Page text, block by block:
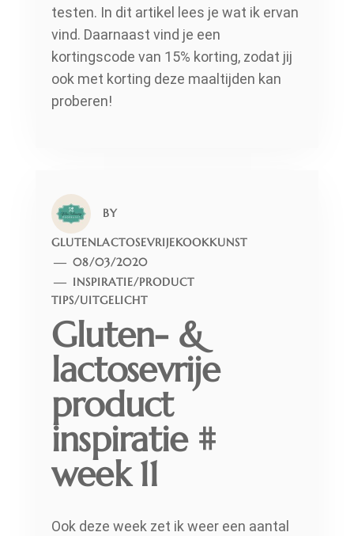
testen. In dit artikel lees je wat ik ervan
vind. Daarnaast vind je een
kortingscode van 15% korting, zodat jij
ook met korting deze maaltijden kan
proberen!
BY
GLUTENLACTOSEVRIJEKOOKKUNST
08/03/2020
INSPIRATIE/PRODUCT
TIPS/UITGELICHT
Gluten- &
lactosevrije
product
inspiratie #
week 11
Ook deze week zet ik weer een aantal